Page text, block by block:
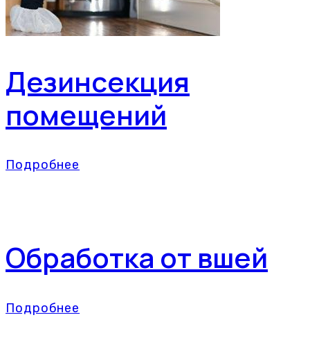
Дезинсекция
помещений
Подробнее
Обработка от вшей
Подробнее